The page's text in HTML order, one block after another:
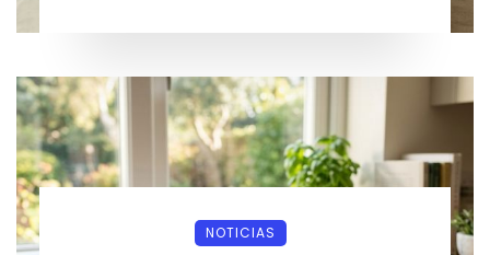
NOTICIAS